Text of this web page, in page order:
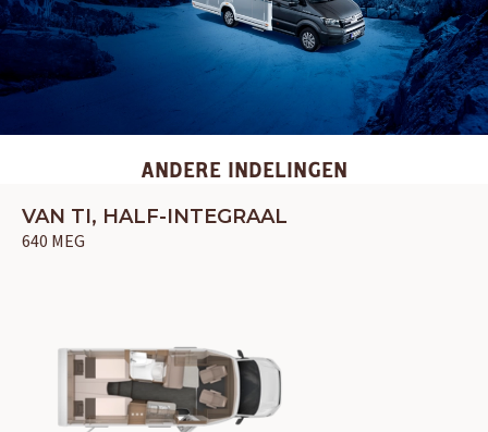
ANDERE INDELINGEN
VAN TI, HALF-INTEGRAAL
640 MEG
HERPEN
Adria Caravelair
Easy Caravanning